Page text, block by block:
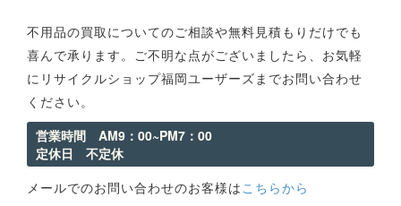
不用品の買取についてのご相談や無料見積もりだけでも
喜んで承ります。ご不明な点がございましたら、お気軽
にリサイクルショップ福岡ユーザーズまでお問い合わせ
ください。
営業時間 AM9：00~PM7：00
定休日 不定休
メールでのお問い合わせのお客様は こちらから